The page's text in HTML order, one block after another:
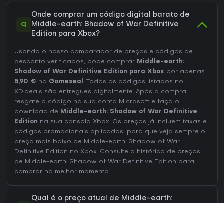
Q
Onde comprar um código digital barato de
Middle-earth: Shadow of War Definitive
Edition para Xbox?
Usando o nosso comparador de preços e códigos de
desconto verificados, pode comprar Middle-earth:
Shadow of War Definitive Edition para Xbox por apenas
5,90 € na Gameseal . Todos os códigos listados no
XD.deals são entregues digitalmente. Após a compra,
resgate o código na sua conta Microsoft e faça o
download de
Middle-earth: Shadow of War Definitive
Edition na sua consola Xbox. Os preços já incluem taxas e
códigos promocionais aplicados, para que veja sempre o
preço mais baixo de Middle-earth: Shadow of War
Definitive Edition no Xbox. Consulte o histórico de preços
de Middle-earth: Shadow of War Definitive Edition para
comprar no melhor momento.
Qual é o preço atual de Middle-earth: